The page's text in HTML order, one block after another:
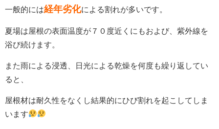
一般的には経年劣化による割れが多いです。
夏場は屋根の表面温度が７０度近くにもおよび、紫外線を
浴び続けます。
また雨による浸透、日光による乾燥を何度も繰り返してい
ると、
屋根材は耐久性をなくし結果的にひび割れを起こしてしま
います